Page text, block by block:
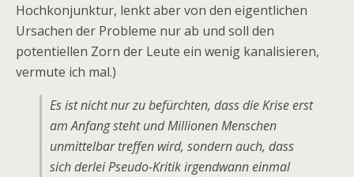
Hochkonjunktur, lenkt aber von den eigentlichen
Ursachen der Probleme nur ab und soll den
potentiellen Zorn der Leute ein wenig kanalisieren,
vermute ich mal.)
Es ist nicht nur zu befürchten, dass die Krise erst
am Anfang steht und Millionen Menschen
unmittelbar treffen wird, sondern auch, dass
sich derlei Pseudo-Kritik irgendwann einmal